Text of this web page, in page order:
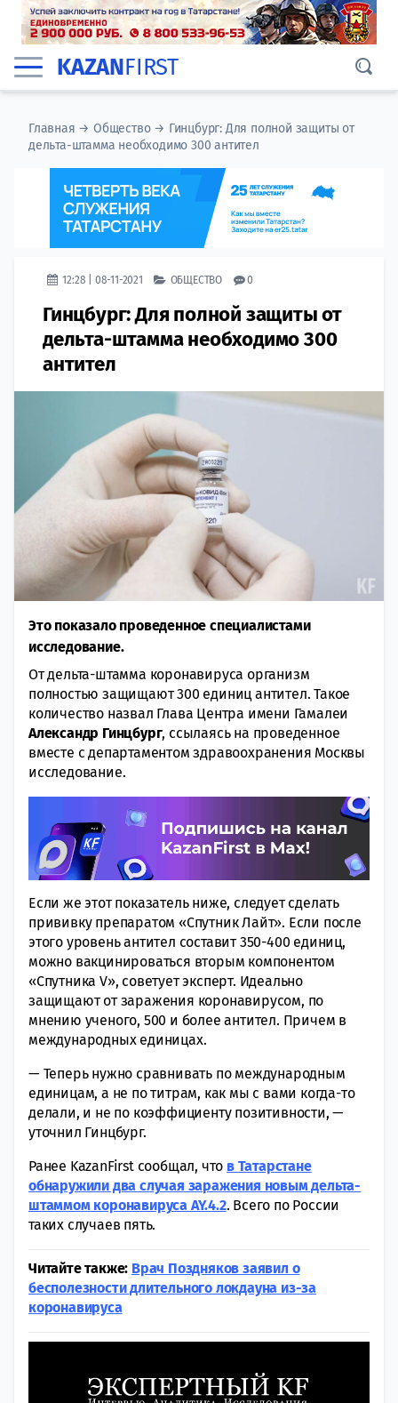
KAZANFIRST
Главная →Общество→ Гинцбург: Для полной защиты от
дельта-штамма необходимо 300 антител
12:28 | 08-11-2021 ОБЩЕСТВО 0
Гинцбург: Для полной защиты от
дельта-штамма необходимо 300
антител
Это показало проведенное специалистами
исследование.
От дельта-штамма коронавируса организм
полностью защищают 300 единиц антител. Такое
количество назвал Глава Центра имени Гамалеи
Александр Гинцбург, ссылаясь на проведенное
вместе с департаментом здравоохранения Москвы
исследование.
Если же этот показатель ниже, следует сделать
прививку препаратом «Спутник Лайт». Если после
этого уровень антител составит 350-400 единиц,
можно вакцинироваться вторым компонентом
«Спутника V», советует эксперт. Идеально
защищают от заражения коронавирусом, по
мнению ученого, 500 и более антител. Причем в
международных единицах.
— Теперь нужно сравнивать по международным
единицам, а не по титрам, как мы с вами когда-то
делали, и не по коэффициенту позитивности, —
уточнил Гинцбург.
Ранее KazanFirst сообщал, что в Татарстане
обнаружили два случая заражения новым дельта-
штаммом коронавируса AY.4.2. Всего по России
таких случаев пять.
Читайте также: Врач Поздняков заявил о
бесполезности длительного локдауна из-за
коронавируса